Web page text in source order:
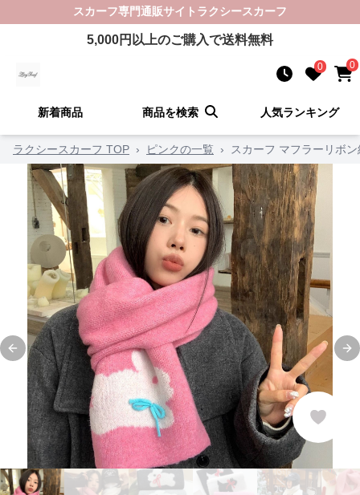
スカーフ専門通販サイト ラクシースカーフ
5,000円以上のご購入で送料無料
0 0
新着商品 商品を検索 人気ランキング
ラクシースカーフ TOP › ピンクの一覧 › スカーフ マフラーリボ
Previous slide